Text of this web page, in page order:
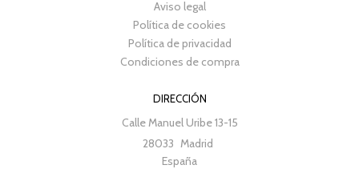
Aviso legal
Política de cookies
Política de privacidad
Condiciones de compra
DIRECCIÓN
Calle Manuel Uribe 13-15
28033 Madrid
España